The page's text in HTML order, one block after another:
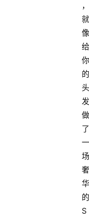
，
就
像
给
你
的
头
发
做
了
一
场
奢
华
的
S